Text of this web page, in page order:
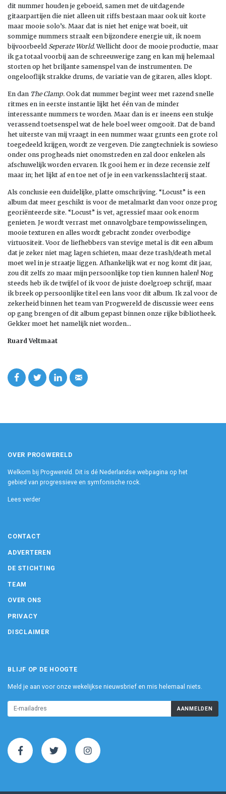
dit nummer houden je geboeid, samen met de uitdagende
gitaarpartijen die niet alleen uit riffs bestaan maar ook uit korte
maar mooie solo’s. Maar dat is niet het enige wat boeit, uit
sommige nummers straalt een bijzondere energie uit, ik noem
bijvoorbeeld Seperate World.Wellicht door de mooie productie, maar
ik ga totaal voorbij aan de schreeuwerige zang en kan mij helemaal
storten op het briljante samenspel van de instrumenten. De
ongelooflijk strakke drums, de variatie van de gitaren, alles klopt.
En dan The Clamp. Ook dat nummer begint weer met razend snelle
ritmes en in eerste instantie lijkt het één van de minder
interessante nummers te worden. Maar dan is er ineens een stukje
verassend toetsenspel wat de hele boel weer omgooit. Dat de band
het uiterste van mij vraagt in een nummer waar grunts een grote rol
toegedeeld krijgen, wordt ze vergeven. Die zangtechniek is sowieso
onder ons progheads niet onomstreden en zal door enkelen als
afschuwelijk worden ervaren. Ik gooi hem er in deze recensie zelf
maar in; het lijkt af en toe net of je in een varkensslachterij staat.
Als conclusie een duidelijke, platte omschrijving. “Locust” is een
album dat meer geschikt is voor de metalmarkt dan voor onze prog
georiënteerde site. “Locust” is vet, agressief maar ook enorm
genieten. Je wordt verrast met onnavolgbare tempowisselingen,
mooie texturen en alles wordt gebracht zonder overbodige
virtuositeit. Voor de liefhebbers van stevige metal is dit een album
dat je zeker niet mag lagen schieten, maar deze trash/death metal
moet wel in je straatje liggen. Afhankelijk wat er nog komt dit jaar,
zou dit zelfs zo maar mijn persoonlijke top tien kunnen halen! Nog
steeds heb ik de twijfel of ik voor de juiste doelgroep schrijf, maar
ik breek op persoonlijke titel een lans voor dit album. Ik zal voor de
zekerheid binnen het team van Progwereld de discussie weer eens
op gang brengen of dit album gepast binnen onze rijke bibliotheek.
Gekker moet het namelijk niet worden…
Ruard Veltmaat
OVER PROGWERELD
Welkom bij Progwereld. Dit is dé Nederlandse webpagina op het
gebied van progressieve en symfonische rock.
Lees verder
CONTACT
ADVERTEREN
DE STICHTING
TEAM
OVER ONS
PRIVACY
DISCLAIMER
BLIJF OP DE HOOGTE
Meld je aan voor onze wekelijkse nieuwsbrief en mis helemaal niets.
AANMELDEN